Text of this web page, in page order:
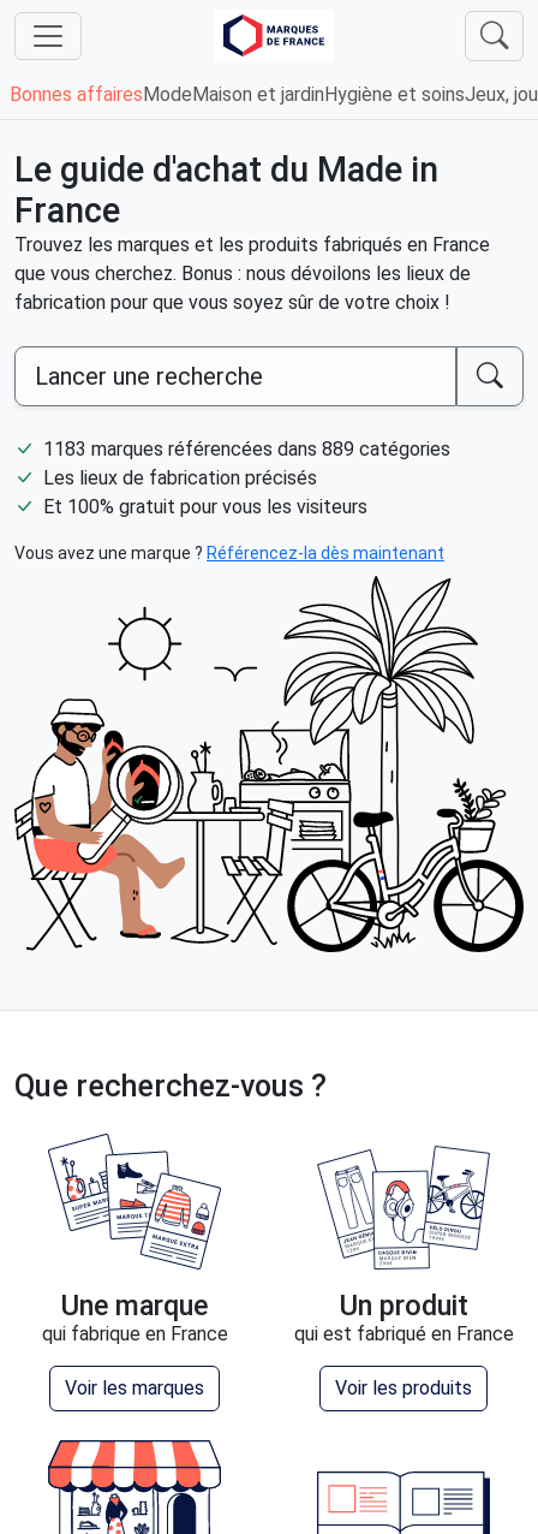
Bonnes affaires Mode Maison et jardin Hygiène et soinsJeux,
Le guide d'achat du Made in
France
Trouvez les marques et les produits fabriqués en France
que vous cherchez. Bonus : nous dévoilons les lieux de
fabrication pour que vous soyez sûr de votre choix !
Lancer une recherche
1183 marques référencées dans 889 catégories
Les lieux de fabrication précisés
Et 100% gratuit pour vous les visiteurs
Vous avez une marque ? Référencez-la dès maintenant
Que recherchez-vous ?
Une marque
qui fabrique en France
Voir les marques
Un produit
qui est fabriqué en France
Voir les produits